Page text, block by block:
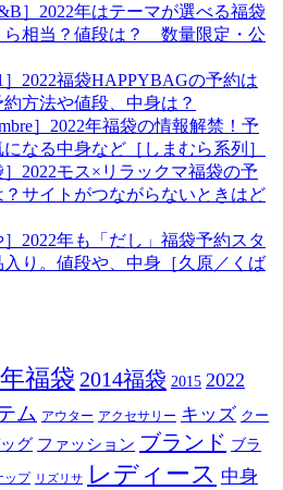
］2022年はテーマが選べる福袋
ら相当？値段は？ 数量限定・公
］2022福袋HAPPYBAGの予約は
方法や値段、中身は？
］2022年福袋の情報解禁！予
なる中身など［しまむら系列］
］2022モス×リラックマ福袋の予
サイトがつながらないときはど
］2022年も「だし」福袋予約スタ
り。値段や、中身［久原／くば
福袋 2014福袋 2015 2022
ム アウター アクセサリー キッズ クー
グ ファッション ブランド ブラ
ップ リズリサ レディース 中身